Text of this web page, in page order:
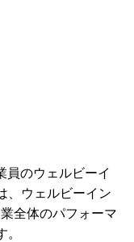
員のウェルビーイ
、ウェルビーイン
全体のパフォーマ